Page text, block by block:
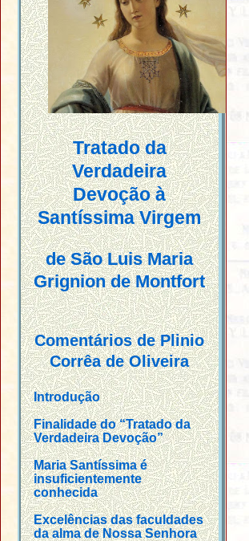
Tratado da
Verdadeira
Devoção à
Santíssima Virgem
de São Luis Maria
Grignion de Montfort
Comentários de Plinio
Corrêa de Oliveira
Introdução
Finalidade do “Tratado da
Verdadeira Devoção”
Maria Santíssima é
insuficientemente
conhecida
Excelências das faculdades
da alma de Nossa Senhora